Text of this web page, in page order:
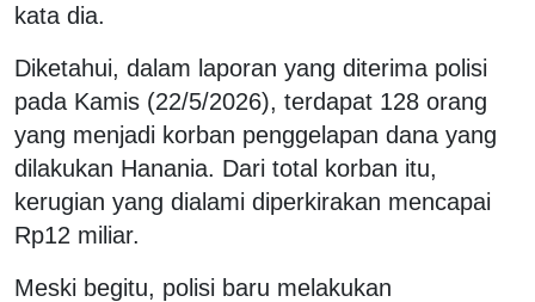
kata dia.
Diketahui, dalam laporan yang diterima polisi
pada Kamis (22/5/2026), terdapat 128 orang
yang menjadi korban penggelapan dana yang
dilakukan Hanania. Dari total korban itu,
kerugian yang dialami diperkirakan mencapai
Rp12 miliar.
Meski begitu, polisi baru melakukan